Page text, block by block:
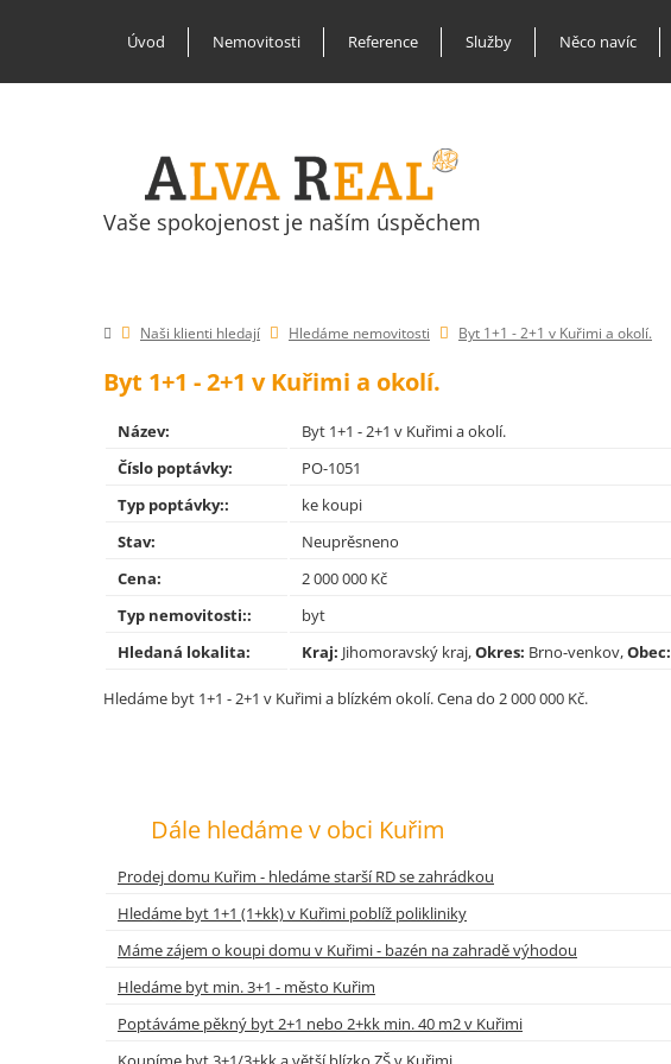
Úvod Nemovitosti Reference Služby Něco navíc
Vaše spokojenost je naším úspěchem
Naši klienti hledají Hledáme nemovitosti Byt 1+1 - 2+1 v Kuřimi a okolí.
Byt 1+1 - 2+1 v Kuřimi a okolí.
Název:
Byt 1+1 - 2+1 v Kuřimi a okolí.
Číslo poptávky:
PO-1051
Typ poptávky::
ke koupi
Stav:
Neuprěsneno
Cena:
2 000 000 Kč
Typ nemovitosti::
byt
Hledaná lokalita:
Kraj: Jihomoravský kraj,Okres: Brno-venkov,Obec:
Hledáme byt 1+1 - 2+1 v Kuřimi a blízkém okolí. Cena do 2 000 000 Kč.
Dále hledáme v obci Kuřim
Prodej domu Kuřim - hledáme starší RD se zahrádkou
Hledáme byt 1+1 (1+kk) v Kuřimi poblíž polikliniky
Máme zájem o koupi domu v Kuřimi - bazén na zahradě výhodou
Hledáme byt min. 3+1 - město Kuřim
Poptáváme pěkný byt 2+1 nebo 2+kk min. 40 m2 v Kuřimi